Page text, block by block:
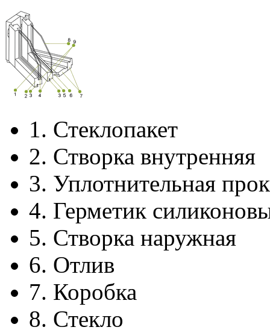
1. Стеклопакет
2. Створка внутренняя
3. Уплотнительная
4. Герметик
5. Створка наружная
6. Отлив
7. Коробка
8. Стекло